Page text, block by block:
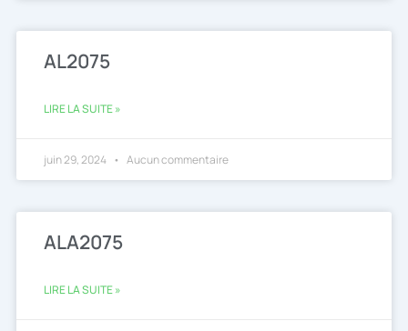
AL2075
LIRE LA SUITE »
juin 29, 2024 Aucun commentaire
ALA2075
LIRE LA SUITE »